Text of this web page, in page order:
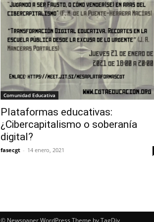
Comunidad Educativa
Plataformas educativas:
¿Cibercapitalismo o soberanía
digital?
fasecgt - 14 enero, 2021
© Newspaper WordPress Theme by TagDiv